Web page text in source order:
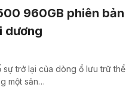
960GB phiên bản
dương
sự trở lại của dòng ổ lưu trữ thể
một sản…